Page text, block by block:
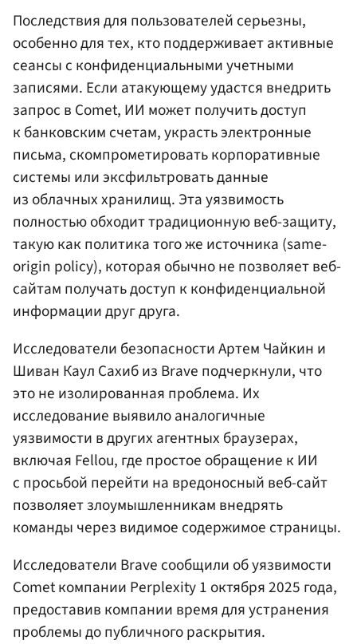
Последствия для пользователей серьезны,
особенно для тех, кто поддерживает активные
сеансы с конфиденциальными учетными
записями. Если атакующему удастся внедрить
запрос в Comet, ИИ может получить доступ
к банковским счетам, украсть электронные
письма, скомпрометировать корпоративные
системы или эксфильтровать данные
из облачных хранилищ. Эта уязвимость
полностью обходит традиционную веб-защиту,
такую как политика того же источника (same-
origin policy), которая обычно не позволяет веб-
сайтам получать доступ к конфиденциальной
информации друг друга.
Исследователи безопасности Артем Чайкин и
Шиван Каул Сахиб из Brave подчеркнули, что
это не изолированная проблема. Их
исследование выявило аналогичные
уязвимости в других агентных браузерах,
включая Fellou, где простое обращение к ИИ
с просьбой перейти на вредоносный веб-сайт
позволяет злоумышленникам внедрять
команды через видимое содержимое страницы.
Исследователи Brave сообщили об уязвимости
Comet компании Perplexity 1 октября 2025 года,
предоставив компании время для устранения
проблемы до публичного раскрытия.